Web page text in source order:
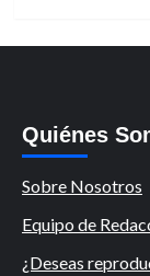
Quiénes
Sobre Nosotros
Equipo de
¿Deseas